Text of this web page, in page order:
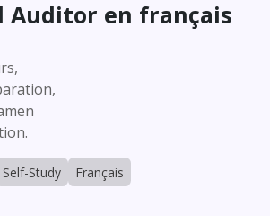
Auditor en français
Self-Study Français